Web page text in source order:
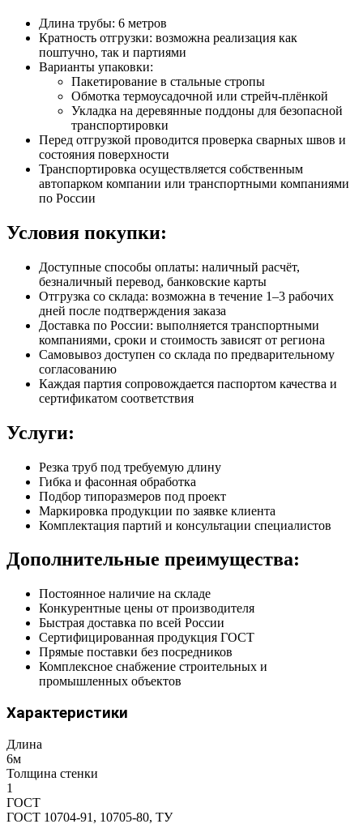
Длина трубы: 6 метров
Кратность отгрузки: возможна реализация как
поштучно, так и партиями
Варианты упаковки:
Пакетирование в стальные стропы
Обмотка термоусадочной или стрейч-плёнкой
Укладка на деревянные поддоны для безопасной
транспортировки
Перед отгрузкой проводится проверка сварных швов и
состояния поверхности
Транспортировка осуществляется собственным
автопарком компании или транспортными компаниями
по России
Условия покупки:
Доступные способы оплаты: наличный расчёт,
безналичный перевод, банковские карты
Отгрузка со склада: возможна в течение 1–3 рабочих
дней после подтверждения заказа
Доставка по России: выполняется транспортными
компаниями, сроки и стоимость зависят от региона
Самовывоз доступен со склада по предварительному
согласованию
Каждая партия сопровождается паспортом качества и
сертификатом соответствия
Услуги:
Резка труб под требуемую длину
Гибка и фасонная обработка
Подбор типоразмеров под проект
Маркировка продукции по заявке клиента
Комплектация партий и консультации специалистов
Дополнительные преимущества:
Постоянное наличие на складе
Конкурентные цены от производителя
Быстрая доставка по всей России
Сертифицированная продукция ГОСТ
Прямые поставки без посредников
Комплексное снабжение строительных и
промышленных объектов
Характеристики
Длина
6м
Толщина стенки
1
ГОСТ
ГОСТ 10704-91, 10705-80, ТУ